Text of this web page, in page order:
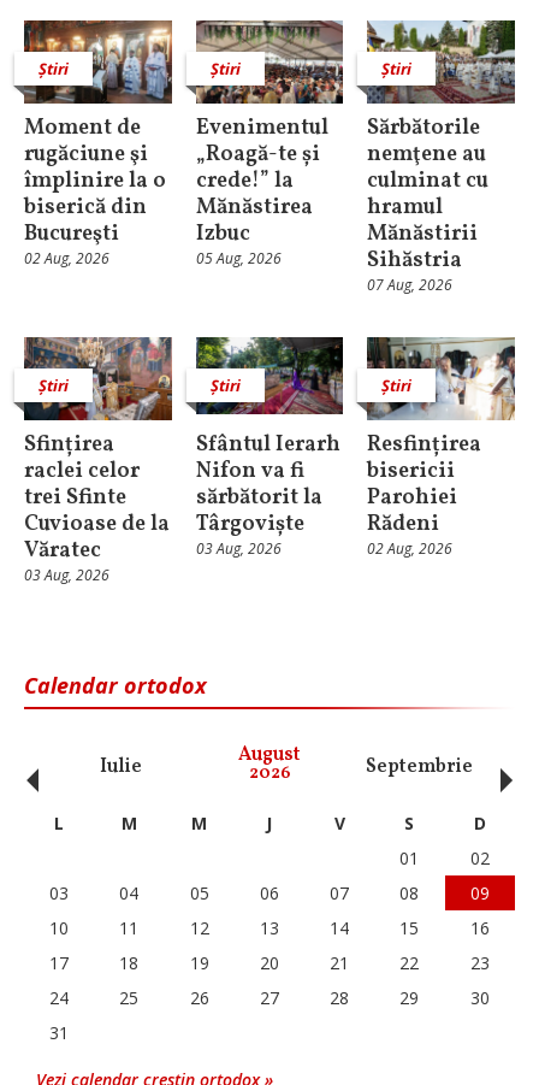
Știri
Moment de
rugăciune şi
împlinire la o
biserică din
Bucureşti
02 Aug, 2026
Știri
Evenimentul
„Roagă-te și
crede!” la
Mănăstirea
Izbuc
05 Aug, 2026
Știri
Sărbătorile
nemţene au
culminat cu
hramul
Mănăstirii
Sihăstria
07 Aug, 2026
Știri
Sfințirea
raclei celor
trei Sfinte
Cuvioase de la
Văratec
03 Aug, 2026
Știri
Sfântul Ierarh
Nifon va fi
sărbătorit la
Târgoviște
03 Aug, 2026
Știri
Resfințirea
bisericii
Parohiei
Rădeni
02 Aug, 2026
Calendar ortodox
Iulie August
2026 Septembrie
‹ L M M J V S
D
01
02
03
04 05 06 07 08
09
10
11 12 13 14 15
16
17
18 19 20 21 22
23
24
25 26 27 28 29
30
31
Vezi calendar crestin ortodox »